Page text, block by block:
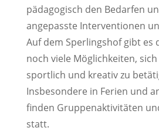
pädagogisch den Bedarfen
angepasste Interventionen
Auf dem Sperlingshof gibt es
noch viele Möglichkeiten,
sportlich und kreativ zu
Insbesondere in Ferien und
finden Gruppenaktivitäten
statt.